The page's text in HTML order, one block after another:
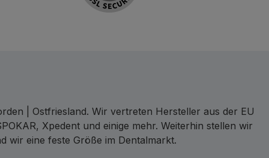
| Ostfriesland. Wir vertreten Hersteller aus der EU
Xpedent und einige mehr. Weiterhin stellen wir
wir eine feste Größe im Dentalmarkt.